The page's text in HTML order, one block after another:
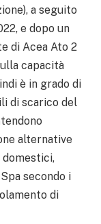
a seguito
e dopo un
di Acea Ato 2
capacità
è in grado di
di scarico del
alternative
secondo i
di